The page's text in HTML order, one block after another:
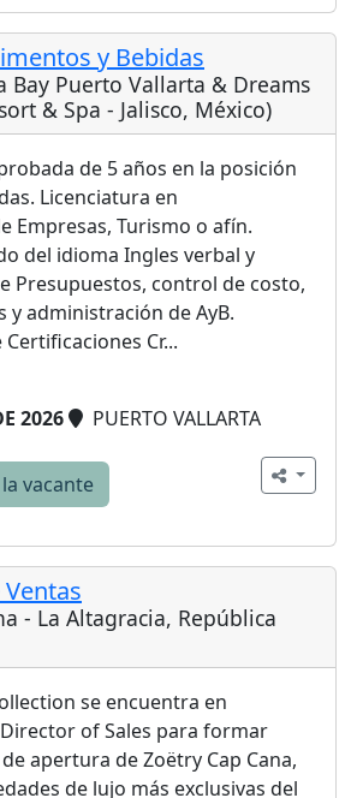
y Bebidas
Bay Puerto Vallarta & Dreams
& Spa - Jalisco, México)
de 5 años en la posición
Licenciatura en
Empresas, Turismo o afín.
del idioma Ingles verbal y
Presupuestos, control de costo,
y administración de AyB.
Cr...
2026 PUERTO VALLARTA
vacante
- La Altagracia, República
se encuentra en
of Sales para formar
apertura de Zoëtry Cap Cana,
de lujo más exclusivas del